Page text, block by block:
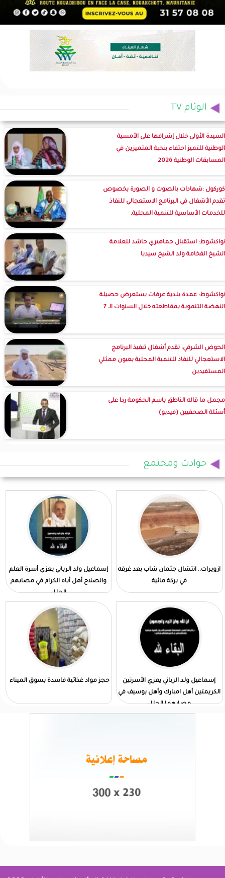
الوئام TV
السيدة الأولى خلال إشرافها على الأمسية
الوطنية للتميز احتفاء بنخبة المتميزين في
المسابقات الوطنية 2026
كوركول :شهادات بالصوت و الصورة بخصوص
تقدم الأشغال في البرنامج الاستعجالي للنفاذ
للخدمات الأساسية للتنمية المحلية.
نواكشوط: استقبال جماهيري حاشد للعلامة
الشيخ الفخامة ولد الشيخ سيديا
نواكشوط: عمدة بلدية عرفات يستعرض حصيلة
النهضة التنموية بمقاطعته خلال السنوات الـ 7
الحوض الشرقي: تقدم أشغال تنفيذ البرنامج
الاستعجالي للنفاذ للتنمية المحلية بعيون ممثلي
المستفيدين
مجمل ما قاله الناطق باسم الحكومة ردا على
أسئلة الصحفيين (فيديو)
حوادث ومجتمع
ازويرات.. انتشال جثمان شاب بعد غرقه
في بركة مائية
إسماعيل ولد الرباني يعزي أسرة العلم
والصلاح أهل أباه الكرام في مصابهم
الجلل
إسماعيل ولد الرباني يعزي الأسرتين
الكريمتين أهل امبارك وأهل بوسيف في
مصابهما الجلل
حجز مواد غذائية فاسدة بسوق الميناء